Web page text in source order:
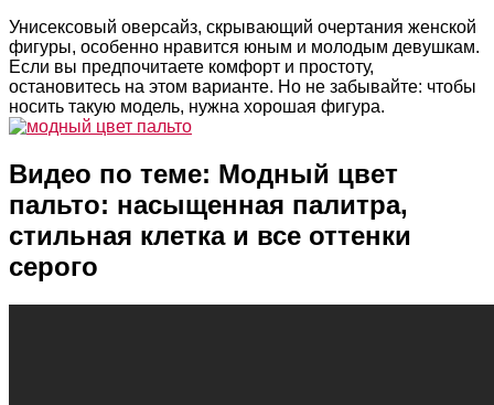
Унисексовый оверсайз, скрывающий очертания женской
фигуры, особенно нравится юным и молодым девушкам.
Если вы предпочитаете комфорт и простоту,
остановитесь на этом варианте. Но не забывайте: чтобы
носить такую модель, нужна хорошая фигура.
Видео по теме: Модный цвет
пальто: насыщенная палитра,
стильная клетка и все оттенки
серого